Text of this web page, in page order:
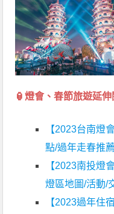
🏮燈會、春節旅遊延伸
【2023台南燈
點/過年走春推
【2023南投燈
燈區地圖/活動/
【2023過年住